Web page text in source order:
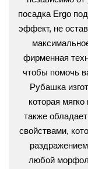
посадка Ergo
эффект, не
фирменная
чтобы помочь
Рубашка
которая
также
свойствами,
любой